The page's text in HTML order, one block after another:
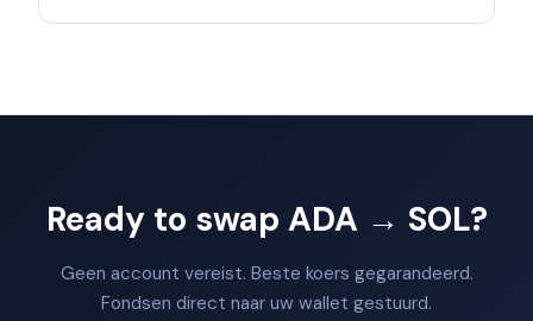
Ready to swap ADA → SOL?
Geen account vereist. Beste koers gegarandeerd.
Fondsen direct naar uw wallet gestuurd.